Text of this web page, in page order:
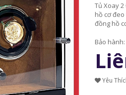
Tủ Xoay
hồ cơ
đồng hồ
Bảo hành:
Yêu